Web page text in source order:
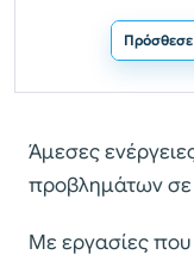
Άμεσες
προβλημάτων σε
Με εργασίες που